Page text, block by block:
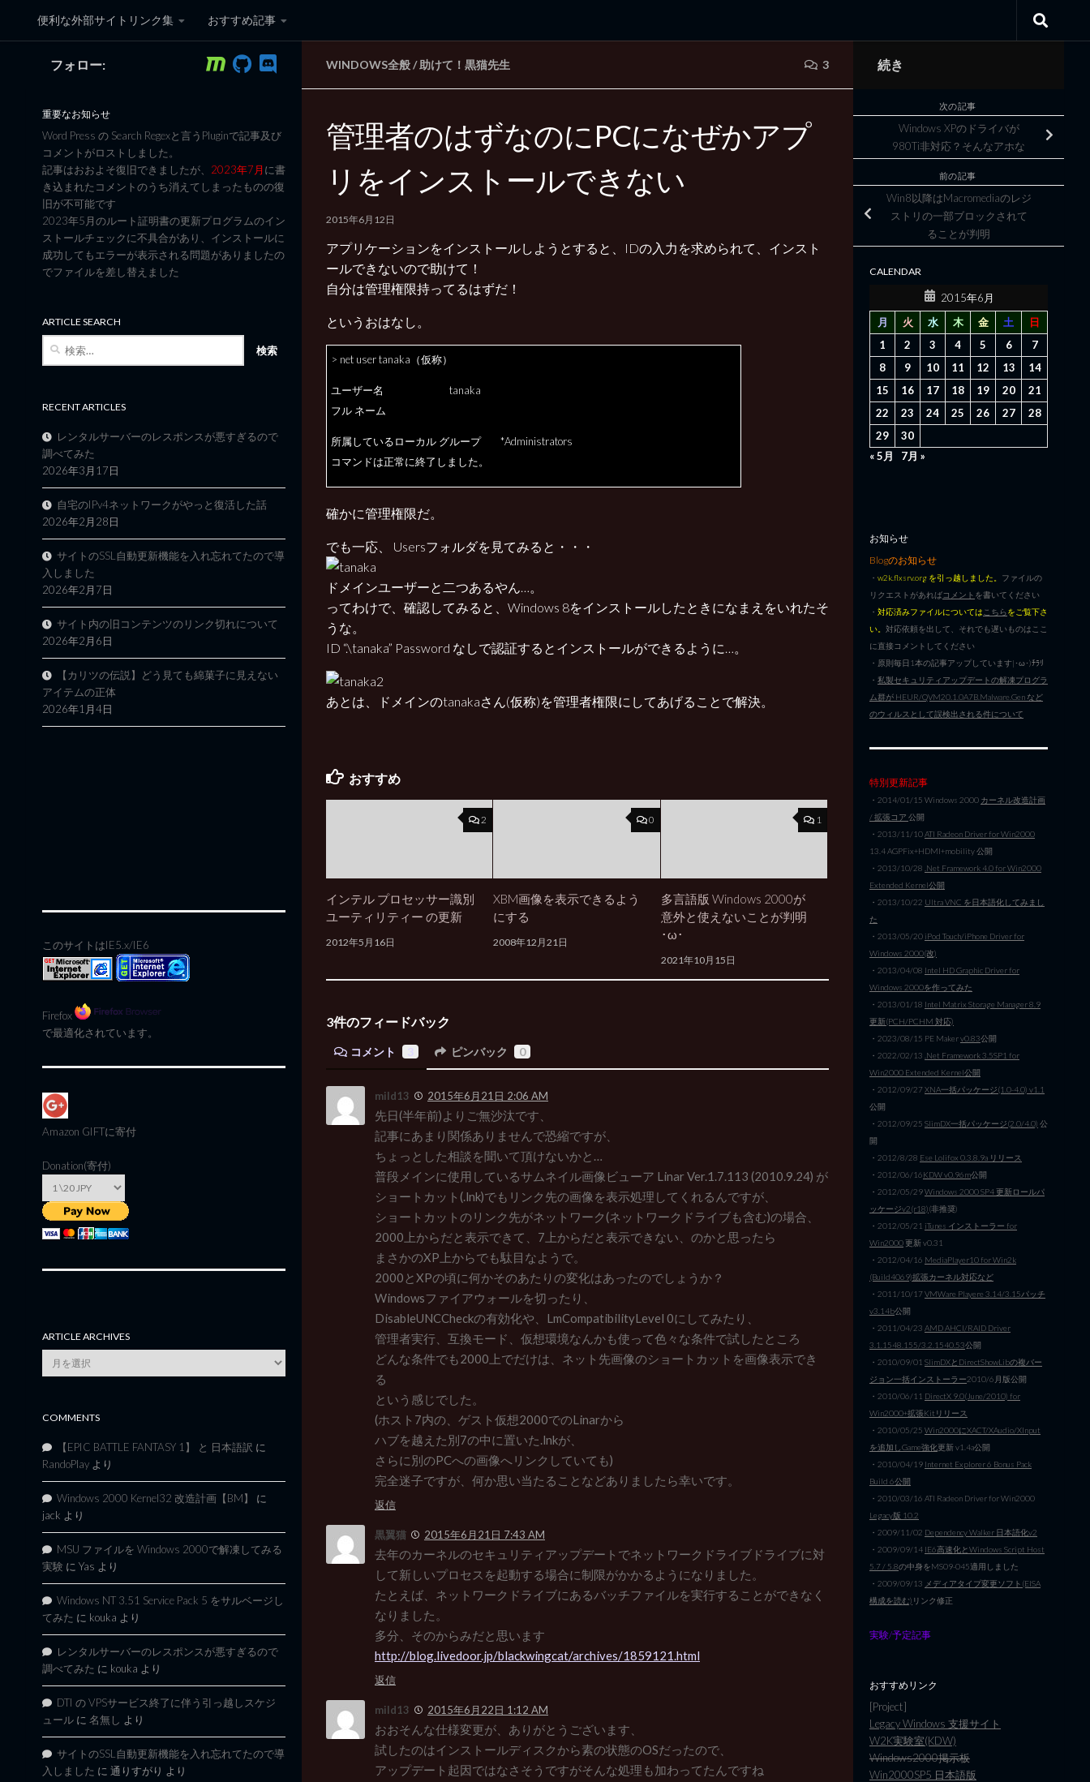
コンテンツへスキップ
便利な外部サイトリンク集 おすすめ記事
黒翼猫のコンピュータ日記 3rd Edition
WINDOWS全般/ 助けて！黒猫先生 3
管理者のはずなのにPCになぜかアプ
リをインストールできない
2015年6月12日
アプリケーションをインストールしようとすると、IDの入力を求められて、インスト
ールできないので助けて！
自分は管理権限持ってるはずだ！
というおはなし。
> net user tanaka（仮称）
ユーザー名 tanaka
フル ネーム
所属しているローカル グループ *Administrators
コマンドは正常に終了しました。
確かに管理権限だ。
でも一応、 Usersフォルダを見てみると・・・
ドメインユーザーと二つあるやん…。
ってわけで、確認してみると、Windows 8をインストールしたときになまえをいれたそ
うな。
ID “.\tanaka” Password なしで認証するとインストールができるように…。
あとは、ドメインのtanakaさん(仮称)を管理者権限にしてあげることで解決。
おすすめ
2
インテル プロセッサー識別
ユーティリティー の更新
2012年5月16日
0
XBM画像を表示できるよう
にする
2008年12月21日
1
多言語版 Windows 2000が
意外と使えないことが判明
･ω･
2021年10月15日
3件のフィードバック
コメント ピンバック 0
mild13 2015年6月21日 2:06 AM
先日(半年前)よりご無沙汰です、
記事にあまり関係ありませんで恐縮ですが、
ちょっとした相談を聞いて頂けないかと…
普段メインに使用しているサムネイル画像ビューア Linar Ver.1.7.113 (2010.9.24) が
ショートカット(.lnk)でもリンク先の画像を表示処理してくれるんですが、
ショートカットのリンク先がネットワーク(ネットワークドライブも含む)の場合、
2000上からだと表示できて、7上からだと表示できない、のかと思ったら
まさかのXP上からでも駄目なようで。
2000とXPの頃に何かそのあたりの変化はあったのでしょうか？
Windowsファイアウォールを切ったり、
DisableUNCCheckの有効化や、LmCompatibilityLevel 0にしてみたり、
管理者実行、互換モード、仮想環境なんかも使って色々な条件で試したところ
どんな条件でも2000上でだけは、ネット先画像のショートカットを画像表示でき
る
という感じでした。
(ホスト7内の、ゲスト仮想2000でのLinarから
ハブを越えた別7の中に置いた.lnkが、
さらに別のPCへの画像へリンクしていても)
完全迷子ですが、何か思い当たることなどありましたら幸いです。
返信
黒翼猫 2015年6月21日 7:43 AM
去年のカーネルのセキュリティアップデートでネットワークドライブドライブに対
して新しいプロセスを起動する場合に制限がかかるようになりました。
たとえば、ネットワークドライブにあるバッチファイルを実行することができなく
なりました。
多分、そのからみだと思います
http://blog.livedoor.jp/blackwingcat/archives/1859121.html
返信
mild13 2015年6月22日 1:12 AM
おおそんな仕様変更が、ありがとうございます、
試したのはインストールディスクから素の状態のOSだったので、
アップデート起因ではなさそうですがそんな処理も加わってたんですね
フォロー:
重要なお知らせ
Word Press の Search Regexと言うPluginで記事及び
コメントがロストしました。
記事はおおよそ復旧できましたが、 2023年7月に書
き込まれたコメントのうち消えてしまったものの復
旧が不可能です
2023年5月のルート証明書の更新プログラムのイン
ストールチェックに不具合があり、インストールに
成功してもエラーが表示される問題がありましたの
でファイルを差し替えました
ARTICLE SEARCH
RECENT ARTICLES
レンタルサーバーのレスポンスが悪すぎるので
調べてみた
2026年3月17日
自宅のIPv4ネットワークがやっと復活した話
2026年2月28日
サイトのSSL自動更新機能を入れ忘れてたので導
入しました
2026年2月7日
サイト内の旧コンテンツのリンク切れについて
2026年2月6日
【カリツの伝説】どう見ても綿菓子に見えない
アイテムの正体
2026年1月4日
このサイトはIE5.x/IE6
Firefox
で最適化されています。
Amazon GIFTに寄付
Donation(寄付)
ARTICLE ARCHIVES
Article
Archives
COMMENTS
【EPIC BATTLE FANTASY 1】 と 日本語訳 に
RandoPlay より
Windows 2000 Kernel32 改造計画【BM】
に
jack より
MSU ファイルを Windows 2000で解凍してみる
実験 に Yas より
Windows NT 3.51 Service Pack 5 をサルベージし
てみた に kouka より
レンタルサーバーのレスポンスが悪すぎるので
調べてみた に kouka より
DTI の VPSサービス終了に伴う引っ越しスケジ
ュール に 名無し より
サイトのSSL自動更新機能を入れ忘れてたので導
入しました に 通りすがり より
続き
次の記事
Windows XPのドライバが
980Ti非対応？そんなアホな
前の記事
Win8以降はMacromediaのレジ
ストリの一部ブロックされて
ることが判明
CALENDAR
2015年6月
月
火 水 木 金 土
日
1
2 3 4 5 6
7
8
9 10 11 12 13
14
15
16 17 18 19 20
21
22
23 24 25 26 27
28
29
30
« 5月
7月 »
お知らせ
Blogのお知らせ
・ w2k.flxsrv.org を引っ越しました。 ファイルの
リクエストがあればコメント を書いてください
・ 対応済みファイルについては こちらをご覧下さ
い。 対応依頼を出して、それでも遅いものはここ
に直接コメントしてください
・原則毎日1本の記事アップしています|･ω･)ﾁﾗﾘ
・ 私製セキュリティアップデートの解凍プログラ
ム群が HEUR/QVM20.1.0A7B.Malware.Gen など
のウィルスとして誤検出される件について
特別更新記事
・2014/01/15 Windows 2000 カーネル改造計画
/ 拡張コア 公開
・2013/11/10ATI Radeon Driver for Win2000
13.4 AGPFix+HDMI+mobility 公開
・2013/10/28 .Net Framework 4.0 for Win2000
Extended Kernel公開
・2013/10/22 Ultra VNC を日本語化してみまし
た
・2013/05/20 iPod Touch/iPhone Driver for
Windows 2000(改)
・2013/04/08 Intel HD Graphic Driver for
Windows 2000を作ってみた
・2013/01/18 Intel Matrix Storage Manager 8.9
更新(PCH/PCHM 対応)
・2023/08/15 PE Makerv0.83公開
・2022/02/13 .Net Framework 3.5SP1 for
Win2000 Extended Kernel公開
・2012/09/27XNA一括パッケージ(1.0-4.0) v1.1
公開
・2012/09/25 SlimDX一括パッケージ(2.0/4.0) 公
開
・2012/8/28 Ese Lolifox 0.3.8.9a リリース
・2012/06/16KDW v0.96m公開
・2012/05/29Windows 2000 SP4 更新ロールパ
ッケージv2(r18)(非推奨)
・2012/05/21 iTunes インストーラー for
Win2000更新 v0.31
・2012/04/16 MediaPlayer10 for Win2k
(Build4069)拡張カーネル対応など
・2011/10/17VMWare Playere 3.14/3.15パッチ
v3.14b公開
・2011/04/23 AMD AHCI/RAID Driver
3.1.1548.155/3.2.1540.53公開
・2010/09/01 SlimDXとDirectShowLibの複バー
ジョン一括インストーラー2010/6月版公開
・2010/06/11 DirectX 9.0(June/2010) for
Win2000+拡張Kitリリース
・2010/05/25 Win2000にXACT/XAudio/XInput
を追加しGame強化更新 v1.4a公開
・2010/04/19 Internet Explorer 6 Bonus Pack
Build 6公開
・2010/03/16 ATI Radeon Driver for Win2000
Legacy版 10.2
・2009/11/02 Dependency Walker 日本語化v2
・2009/09/14 IE6高速化とWindows Script Host
5.7 / 5.8の中身をMS09-045適用しました
・2009/09/13 メディアタイプ変更ソフト(EISA
構成を読む) リンク修正
実験/予定記事
おすすめリンク
[Project]
Legacy Windows 支援サイト
W2K実験室(KDW)
Windows2000掲示板
Win2000SP5 日本語版